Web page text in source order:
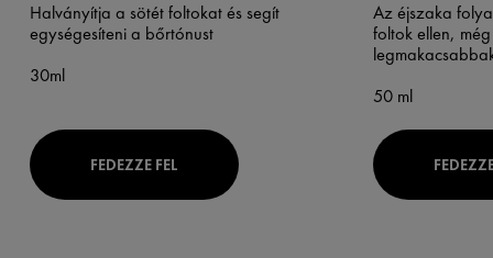
Halványítja a sötét foltokat és segít
egységesíteni a bőrtónust
30ml
FEDEZZE FEL
Az éjszaka
foltok ellen,
50 ml